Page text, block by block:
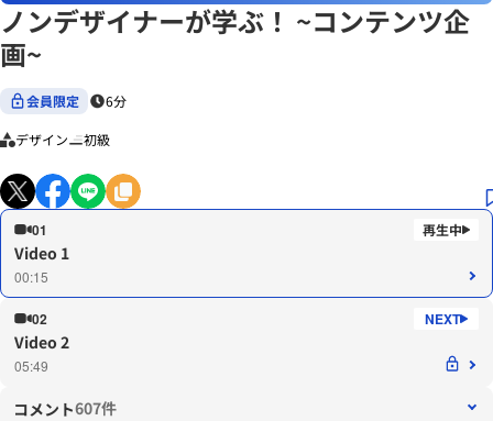
ノンデザイナーが学ぶ！ ~コンテンツ企
画~
会員限定 6分
デザイン 初級
01
Video 1
00:15
02
Video 2
05:49
コメント607件